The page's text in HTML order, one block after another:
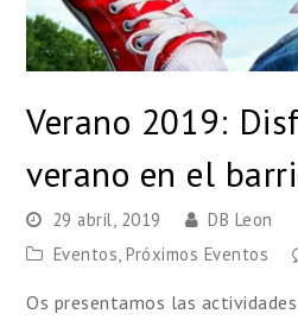
Verano 2019:
verano en el
29 abril, 2019
DB Leon
Eventos,Próximos Eventos
Os presentamos las